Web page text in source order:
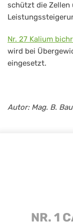
schützt die Zellen
Nr. 27 Kalium
wird bei
eingesetzt.
Autor: Mag. B.
NR. 1